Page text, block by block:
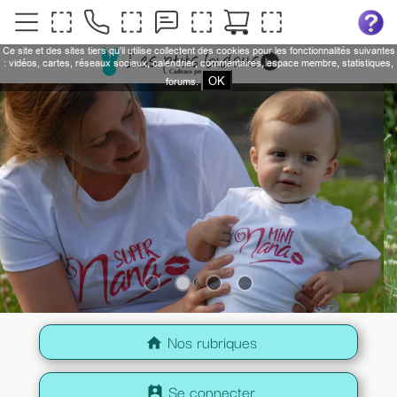
home Nos rubriques
perm_contact_calendar Se connecter
Ce site et des sites tiers qu'il utilise collectent des cookies pour les fonctionnalités suivantes
: vidéos, cartes, réseaux sociaux, calendrier, commentaires, espace membre, statistiques,
forums.
OK